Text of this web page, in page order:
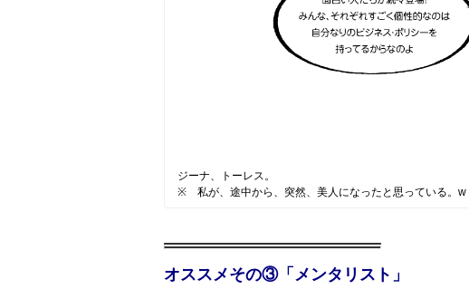
ジーナ、トーレス。
※ 私が、途中から、突然、美人になったと思っている。w
オススメその③「メンタリスト」